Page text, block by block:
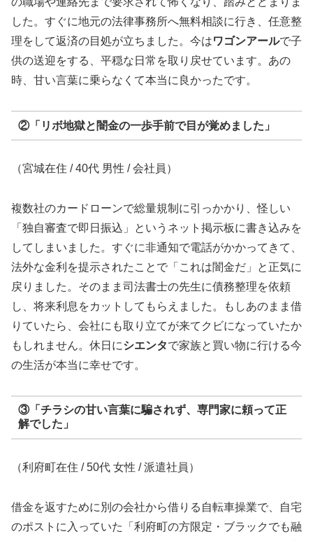
した。すぐに地元の法律事務所へ無料相談に行き、任意整
理をして返済の目処が立ちました。今はワゴンアールで子
供の送迎をする、平穏な日常を取り戻せています。あの
時、甘い言葉に乗らなくて本当に良かったです。
②「リボ地獄と闇金の一歩手前で目が覚めました」
（宮城在住 / 40代 男性 / 会社員）
複数社のカードローンで総量規制に引っかかり、怪しい
「独自審査で即日振込」というネット掲示板に書き込みを
してしまいました。すぐに非通知で電話がかかってきて、
法外な金利を提示されたことで「これは闇金だ」と正気に
戻りました。そのまま司法書士の先生に債務整理を依頼
し、将来利息をカットしてもらえました。もしあのまま借
りていたら、会社にも取り立てが来てクビになっていたか
もしれません。休日にシエンタで家族と買い物に行ける今
の生活が本当に幸せです。
③「チラシの甘い言葉に騙されず、専門家に頼って正
解でした」
（利府町在住 / 50代 女性 / 派遣社員）
借金を返すために別の会社から借りる自転車操業で、自宅
のポストに入っていた「利府町の方限定・ブラックでも融